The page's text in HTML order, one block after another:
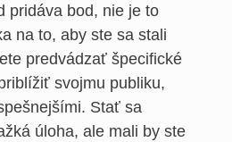
pridáva bod, nie je to
na to, aby ste sa stali
predvádzať špecifické
svojmu publiku,
Stať sa
úloha, ale mali by ste